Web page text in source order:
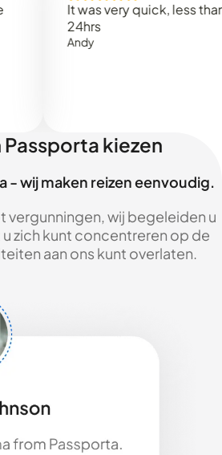
It was very quick, less than
kiezen
- wij maken reizen eenvoudig.
vergunningen, wij begeleiden u
zich kunt concentreren op de
aan ons kunt overlaten.